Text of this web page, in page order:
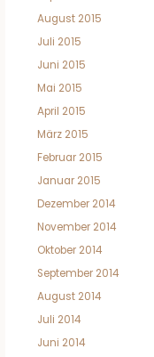
August 2015
Juli 2015
Juni 2015
Mai 2015
April 2015
März 2015
Februar 2015
Januar 2015
Dezember 2014
November 2014
Oktober 2014
September 2014
August 2014
Juli 2014
Juni 2014